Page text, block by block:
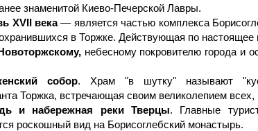
знаменитой Киево-Печерской Лавры.
XVII века— является частью комплекса
в Торжке. Действующая по настоящее
небесному покровителю города и
собор. Храм "в шутку" называют
Торжка, встречающая своим великолепием
и набережная реки Тверцы. Главные
роскошный вид на Борисоглебский монастырь.